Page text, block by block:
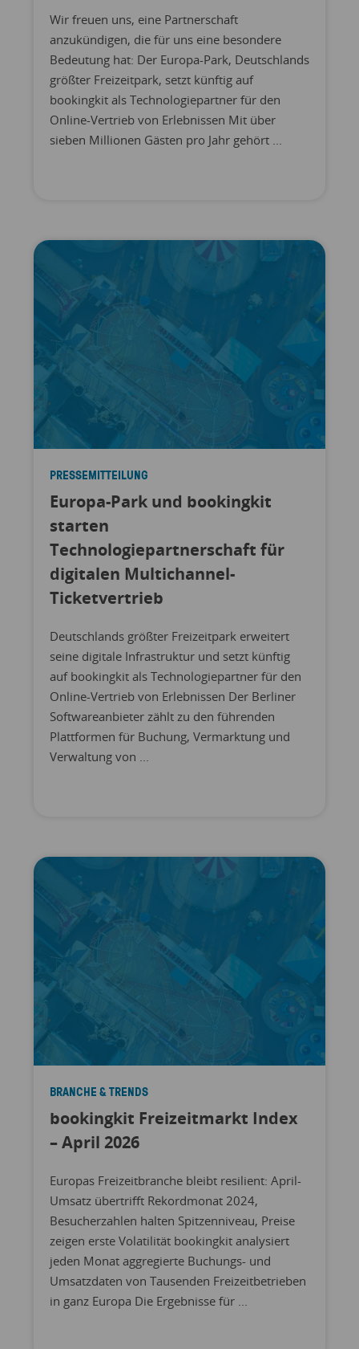
Wir freuen uns, eine Partnerschaft
anzukündigen, die für uns eine besondere
Bedeutung hat: Der Europa-Park, Deutschlands
größter Freizeitpark, setzt künftig auf
bookingkit als Technologiepartner für den
Online-Vertrieb von Erlebnissen Mit über
sieben Millionen Gästen pro Jahr gehört ...
PRESSEMITTEILUNG
Europa-Park und bookingkit
starten
Technologiepartnerschaft für
digitalen Multichannel-
Ticketvertrieb
Deutschlands größter Freizeitpark erweitert
seine digitale Infrastruktur und setzt künftig
auf bookingkit als Technologiepartner für den
Online-Vertrieb von Erlebnissen Der Berliner
Softwareanbieter zählt zu den führenden
Plattformen für Buchung, Vermarktung und
Verwaltung von ...
BRANCHE & TRENDS
bookingkit Freizeitmarkt Index
– April 2026
Europas Freizeitbranche bleibt resilient: April-
Umsatz übertrifft Rekordmonat 2024,
Besucherzahlen halten Spitzenniveau, Preise
zeigen erste Volatilität bookingkit analysiert
jeden Monat aggregierte Buchungs- und
Umsatzdaten von Tausenden Freizeitbetrieben
in ganz Europa Die Ergebnisse für ...